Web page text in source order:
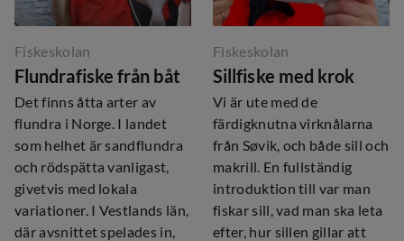
Fiskeskolan
Flundrafiske från båt
Det finns åtta arter av
flundra i Norge. I landet
som helhet är sandflundra
och rödspätta vanligast,
givetvis med lokala
variationer. I Vestlands län,
där avsnittet spelades in,
Fiskeskolan
Sillfiske med krok
Vi är ute med de
färdigknutna virknålarna
från Søvik, och både sill och
makrill. En fullständig
introduktion till var man
fiskar sill, vad man ska leta
efter, hur sillen gillar att